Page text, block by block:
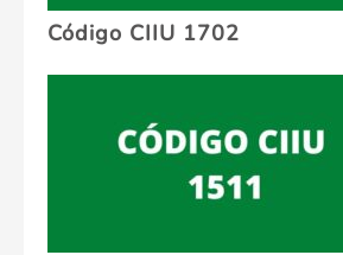
Código CIIU 1702